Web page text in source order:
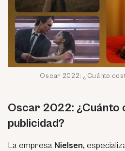
Oscar 2022: ¿Cuánto
Oscar 2022: ¿Cuánto
publicidad?
La empresa Nielsen,